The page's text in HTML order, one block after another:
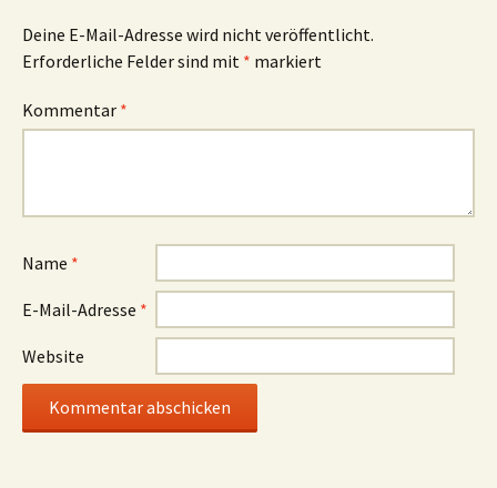
Deine E-Mail-Adresse wird nicht veröffentlicht.
Erforderliche Felder sind mit * markiert
Kommentar *
Name *
E-Mail-Adresse *
Website